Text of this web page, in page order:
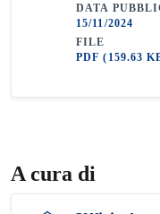
DATA
15/11/2024
FILE
PDF(159.63
A cura di